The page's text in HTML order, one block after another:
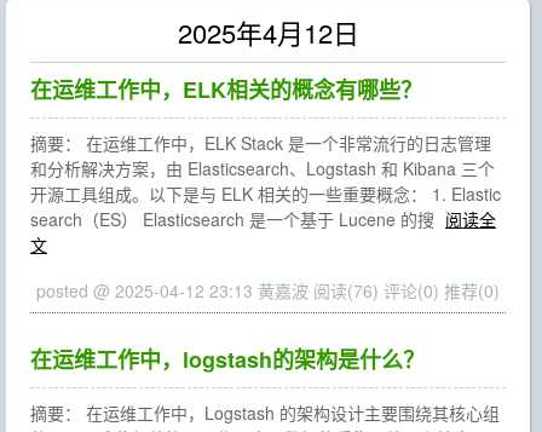
2025年4月12日
在运维工作中，ELK相关的概念有哪些？
摘要： 在运维工作中，ELK Stack 是一个非常流行的日志管理
和分析解决方案，由 Elasticsearch、Logstash 和 Kibana 三个
开源工具组成。以下是与 ELK 相关的一些重要概念： 1. Elastic
search（ES） Elasticsearch 是一个基于 Lucene 的搜 阅读全
文
posted @ 2025-04-12 23:13 黄嘉波 阅读(76) 评论(0) 推荐(0)
在运维工作中，logstash的架构是什么？
摘要： 在运维工作中，Logstash 的架构设计主要围绕其核心组